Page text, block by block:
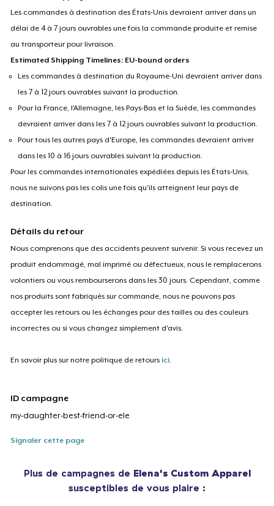
Les commandes à destination des États-Unis devraient arriver dans un
délai de 4 à 7 jours ouvrables une fois la commande produite et remise
au transporteur pour livraison.
Estimated Shipping Timelines: EU-bound orders
Les commandes à destination du Royaume-Uni devraient arriver dans
les 7 à 12 jours ouvrables suivant la production.
Pour la France, l'Allemagne, les Pays-Bas et la Suède, les commandes
devraient arriver dans les 7 à 12 jours ouvrables suivant la production.
Pour tous les autres pays d'Europe, les commandes devraient arriver
dans les 10 à 16 jours ouvrables suivant la production.
Pour les commandes internationales expédiées depuis les États-Unis,
nous ne suivons pas les colis une fois qu'ils atteignent leur pays de
destination.
Détails du retour
Nous comprenons que des accidents peuvent survenir. Si vous recevez un
produit endommagé, mal imprimé ou défectueux, nous le remplacerons
volontiers ou vous rembourserons dans les 30 jours. Cependant, comme
nos produits sont fabriqués sur commande, nous ne pouvons pas
accepter les retours ou les échanges pour des tailles ou des couleurs
incorrectes ou si vous changez simplement d'avis.
En savoir plus sur notre politique de retours ici
ID campagne
my-daughter-best-friend-or-ele
Signaler cette page
Plus de campagnes de Elena's Custom Apparel
susceptibles de vous plaire :